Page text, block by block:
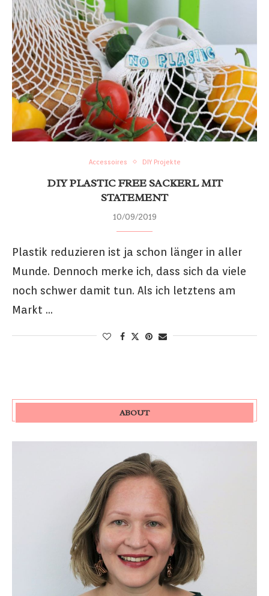
Accessoires DIY Projekte
DIY PLASTIC FREE SACKERL MIT
STATEMENT
10/09/2019
Plastik reduzieren ist ja schon länger in aller
Munde. Dennoch merke ich, dass sich da viele
noch schwer damit tun. Als ich letztens am
Markt …
ABOUT